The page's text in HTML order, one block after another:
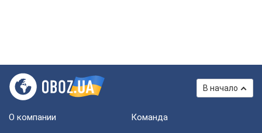
В начало
О компании Команда